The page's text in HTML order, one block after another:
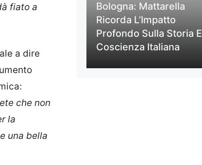
fiato a
a dire
che non
la
una bella
Bologna: Mattarella
Ricorda L’Impatto
Profondo Sulla Storia E
Coscienza Italiana